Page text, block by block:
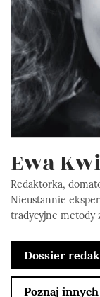
Ewa
Redaktorka,
Nieustannie
tradycyjne metody
Dossier
Poznaj